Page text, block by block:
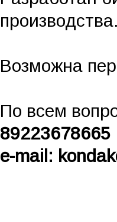
Возможна
По всем
e-mail: